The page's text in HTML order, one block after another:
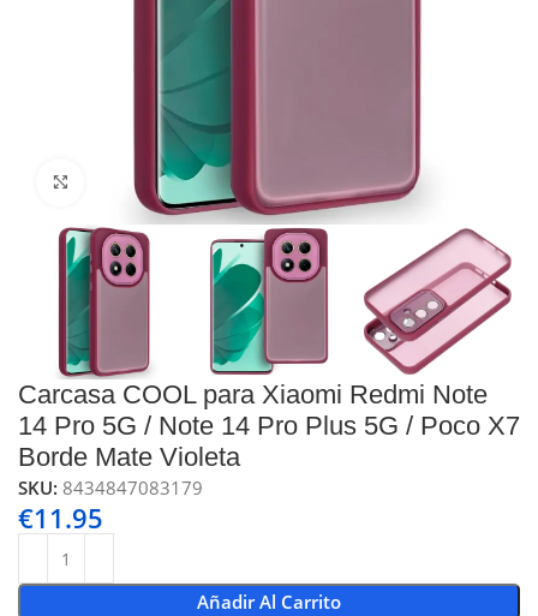
Click to enlarge
Carcasa COOL para Xiaomi Redmi Note
14 Pro 5G / Note 14 Pro Plus 5G / Poco X7
Borde Mate Violeta
SKU:8434847083179
€11.95
Añadir Al Carrito